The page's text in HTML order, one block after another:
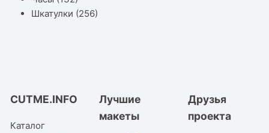
Шкатулки (256)
CUTME.INFO
Каталог
Лучшие
макеты
Друзья
проекта